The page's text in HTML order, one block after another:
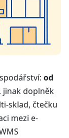
od
, jinak doplněk
sklad, čtečku
mezi e-